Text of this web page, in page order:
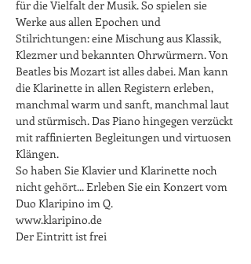
für die Vielfalt der Musik. So spielen sie
Werke aus allen Epochen und
Stilrichtungen: eine Mischung aus Klassik,
Klezmer und bekannten Ohrwürmern. Von
Beatles bis Mozart ist alles dabei. Man kann
die Klarinette in allen Registern erleben,
manchmal warm und sanft, manchmal laut
und stürmisch. Das Piano hingegen verzückt
mit raffinierten Begleitungen und virtuosen
Klängen.
So haben Sie Klavier und Klarinette noch
nicht gehört... Erleben Sie ein Konzert vom
Duo Klaripino im Q.
www.klaripino.de
Der Eintritt ist frei